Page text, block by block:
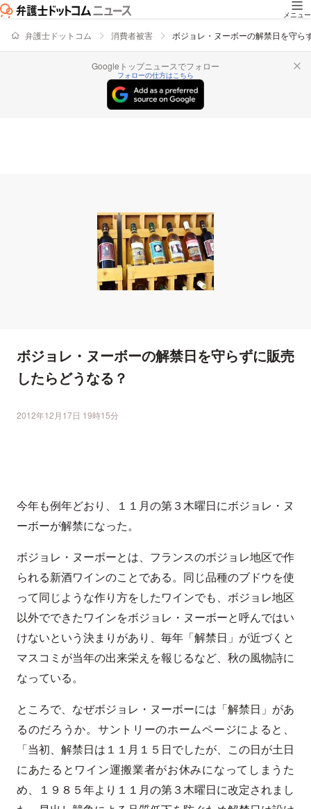
メニュー
弁護士ドットコム 消費者被害 ボジョレ・ヌーボーの解禁日を守ら
Googleトップニュースでフォロー
フォローの仕方はこちら
ボジョレ・ヌーボーの解禁日を守らずに販売
したらどうなる？
2012年12月17日 19時15分
今年も例年どおり、１１月の第３木曜日にボジョレ・ヌ
ーボーが解禁になった。
ボジョレ・ヌーボーとは、フランスのボジョレ地区で作
られる新酒ワインのことである。同じ品種のブドウを使
って同じような作り方をしたワインでも、ボジョレ地区
以外でできたワインをボジョレ・ヌーボーと呼んではい
けないという決まりがあり、毎年「解禁日」が近づくと
マスコミが当年の出来栄えを報じるなど、秋の風物詩に
なっている。
ところで、なぜボジョレ・ヌーボーには「解禁日」があ
るのだろうか。サントリーのホームページによると、
「当初、解禁日は１１月１５日でしたが、この日が土日
にあたるとワイン運搬業者がお休みになってしまうた
め、１９８５年より１１月の第３木曜日に改定されまし